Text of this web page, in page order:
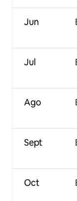
Jun
Jul
Ago
Sept
Oct